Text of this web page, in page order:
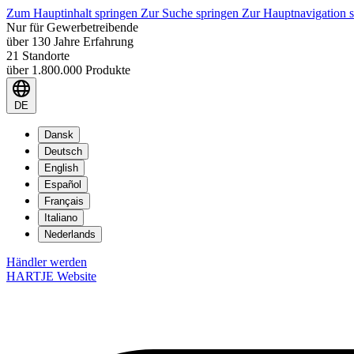
Zum Hauptinhalt springen Zur Suche springen Zur Hauptnavigation
Nur für Gewerbetreibende
über 130 Jahre Erfahrung
21 Standorte
über 1.800.000 Produkte
DE
Dansk
Deutsch
English
Español
Français
Italiano
Nederlands
Händler werden
HARTJE Website